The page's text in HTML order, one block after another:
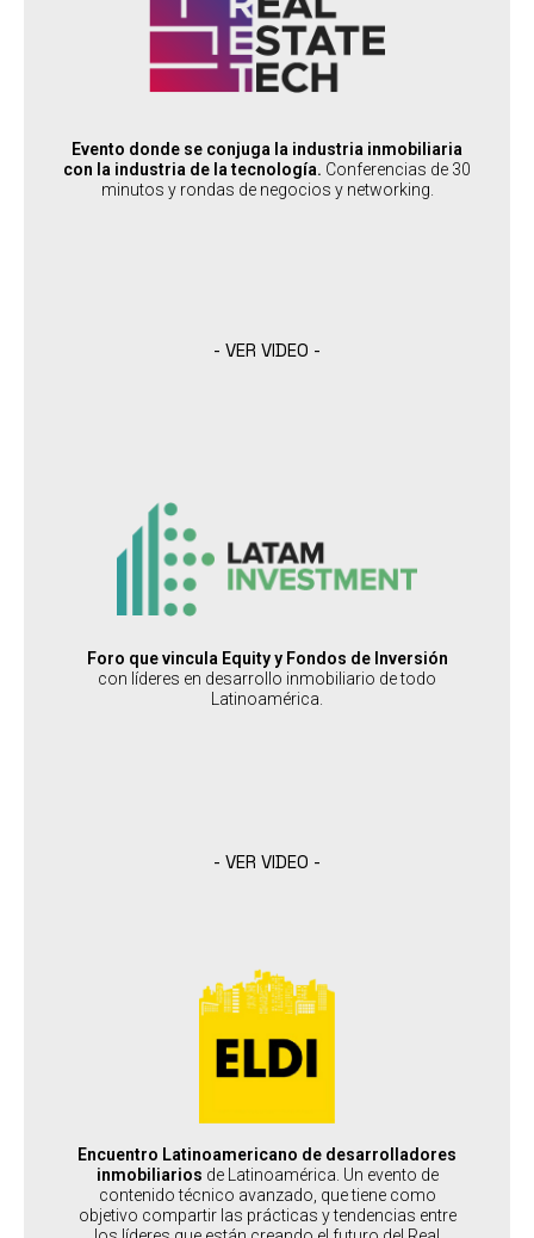
Evento donde se conjuga la industria inmobiliaria
con la industria de la tecnología. Conferencias de 30
minutos y rondas de negocios y networking.
PERFIL DEL ASISTENTE
Desarrolladores
PERFIL DEL SPEAKER
: Profesionales y empresas de tecnología
SABER MÁS
- VER VIDEO -
Foro que vincula Equity y Fondos de Inversión
con líderes en desarrollo inmobiliario de todo
Latinoamérica.
Fondos de inversión, Inversores y Family Offices
Desarrolladores y Productos de Inversión
SABER MÁS
- VER VIDEO -
Encuentro Latinoamericano de desarrolladores
inmobiliarios de Latinoamérica. Un evento de
contenido técnico avanzado, que tiene como
objetivo compartir las prácticas y tendencias entre
ELDI / ENCUENTRO LATINOAMERICANO DE
DESARROLLADORES INMOBILIARIOS
PERFIL DEL SPEAKER
PAÍSES SEDES
Panamá